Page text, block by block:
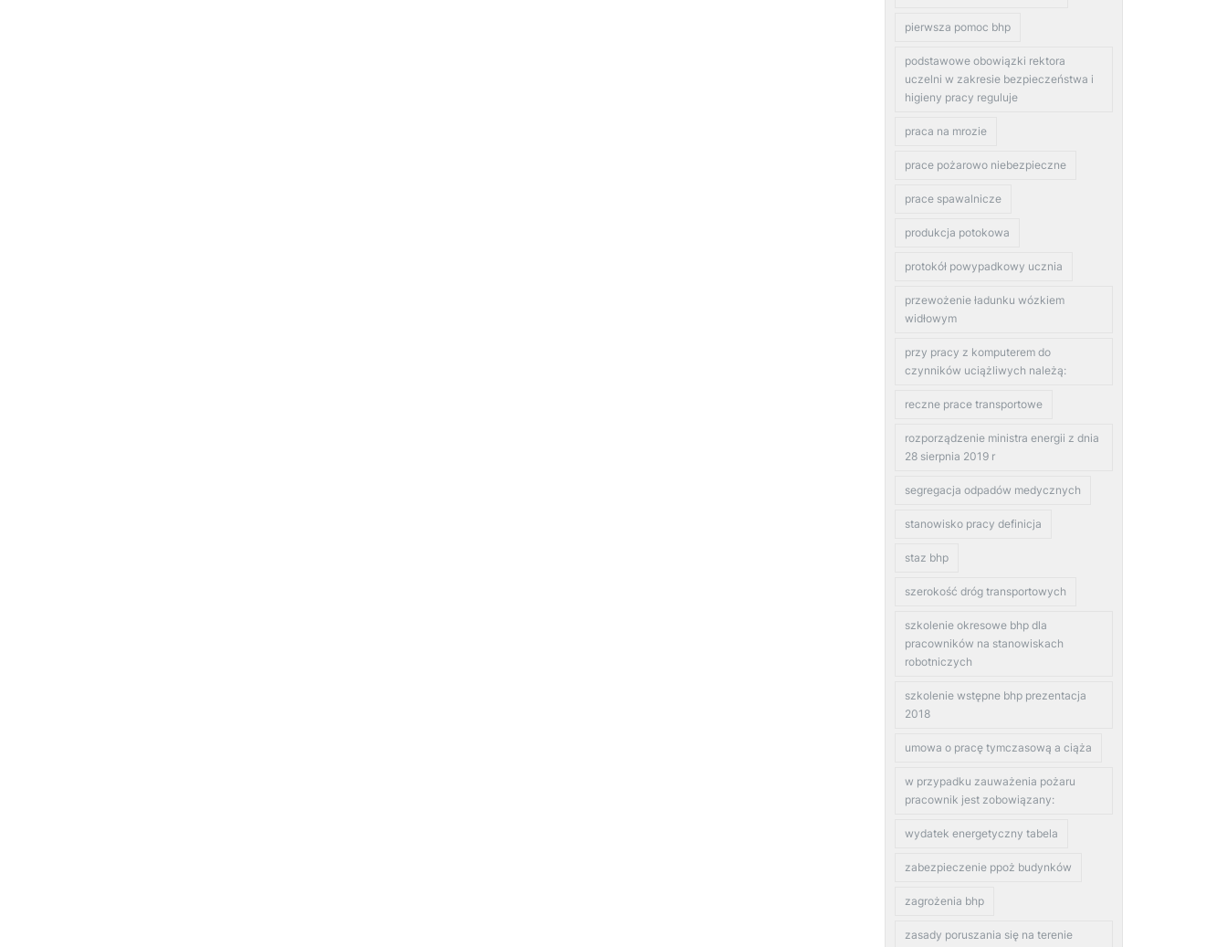
pierwsza pomoc bhp
podstawowe obowiązki rektora
uczelni w zakresie bezpieczeństwa i
higieny pracy reguluje
praca na mrozie
prace pożarowo niebezpieczne
prace spawalnicze
produkcja potokowa
protokół powypadkowy ucznia
przewożenie ładunku wózkiem
widłowym
przy pracy z komputerem do
czynników uciążliwych należą:
reczne prace transportowe
rozporządzenie ministra energii z dnia
28 sierpnia 2019 r
segregacja odpadów medycznych
stanowisko pracy definicja
staz bhp
szerokość dróg transportowych
szkolenie okresowe bhp dla
pracowników na stanowiskach
robotniczych
szkolenie wstępne bhp prezentacja
2018
umowa o pracę tymczasową a ciąża
w przypadku zauważenia pożaru
pracownik jest zobowiązany:
wydatek energetyczny tabela
zabezpieczenie ppoż budynków
zagrożenia bhp
zasady poruszania się na terenie